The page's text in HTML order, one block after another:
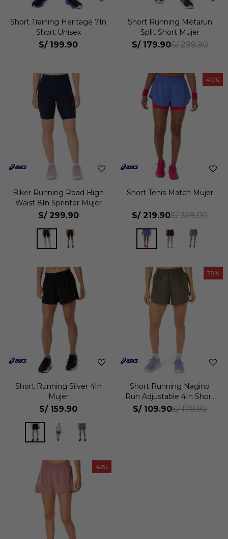
Short Training Heritage 7In
Short Unisex
S/ 199.90
Short Running Metarun
Split Short Mujer
S/ 179.90S/ 299.90
Biker Running Road High
Waist 8In Sprinter Mujer
S/ 299.90
40
Short Tenis Match Mujer
S/ 219.90S/ 369.00
Short Running Silver 4In
Mujer
S/ 159.90
38
Short Running Nagino
Run Adjustable 4In Short
Mujer
S/ 109.90S/ 179.90
42